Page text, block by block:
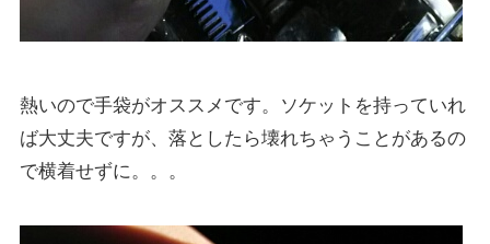
熱いので手袋がオススメです。ソケットを持っていれ
ば大丈夫ですが、落としたら壊れちゃうことがあるの
で横着せずに。。。